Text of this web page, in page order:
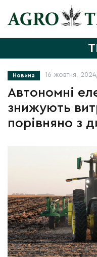
Новина 16 жовтня,
Автономні
знижують
порівняно з